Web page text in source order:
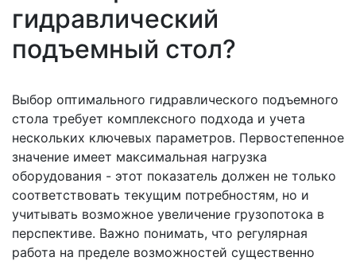
гидравлический
подъемный стол?
Выбор оптимального гидравлического подъемного
стола требует комплексного подхода и учета
нескольких ключевых параметров. Первостепенное
значение имеет максимальная нагрузка
оборудования - этот показатель должен не только
соответствовать текущим потребностям, но и
учитывать возможное увеличение грузопотока в
перспективе. Важно понимать, что регулярная
работа на пределе возможностей существенно